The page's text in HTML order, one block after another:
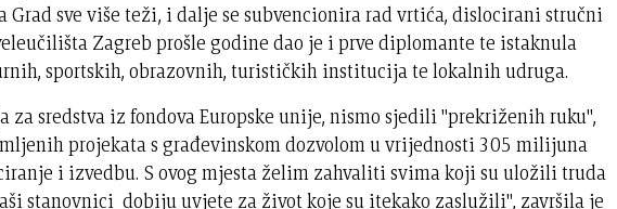
sve više teži, i dalje se subvencionira rad vrtića, dislocirani stručni
Zagreb prošle godine dao je i prve diplomante te istaknula
sportskih, obrazovnih, turističkih institucija te lokalnih udruga.
za sredstva iz fondova Europske unije, nismo sjedili "prekriženih ruku",
projekata s građevinskom dozvolom u vrijednosti 305 milijuna
i izvedbu. S ovog mjesta želim zahvaliti svima koji su uložili truda
stanovnici dobiju uvjete za život koje su itekako zaslužili", završila je